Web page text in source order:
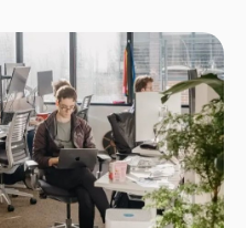
출력물을 검증하기 때문에 (인간이)
있다”고 설명했다.하지만 발표
아니었다. 앤트로픽은 오퍼스
프리뷰(Claude Mythos
다는 점을 공식 발표문에 직접
출시하면서 “사실 더 강한 게
됐다.👉AI가 해커를 대체했다…